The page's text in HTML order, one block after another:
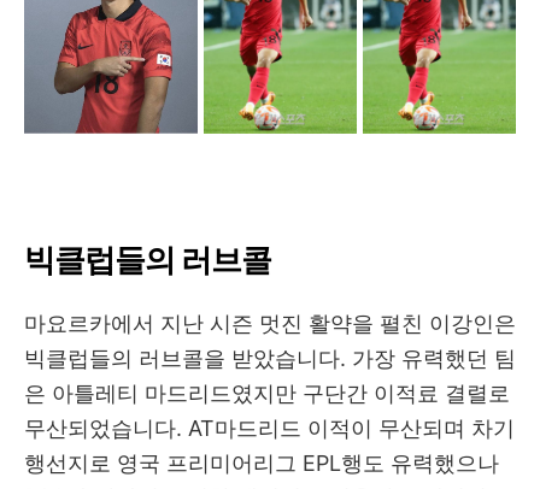
빅클럽들의 러브콜
마요르카에서 지난 시즌 멋진 활약을 펼친 이강인은
빅클럽들의 러브콜을 받았습니다. 가장 유력했던 팀
은 아틀레티 마드리드였지만 구단간 이적료 결렬로
무산되었습니다. AT마드리드 이적이 무산되며 차기
행선지로 영국 프리미어리그 EPL행도 유력했으나